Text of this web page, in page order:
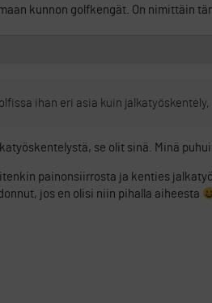
kunnon golfkengät. On nimittäin
ihan eri asia kuin
se olit sinä. Minä
painonsiirrosta ja kenties
jos en olisi niin pihalla aiheesta